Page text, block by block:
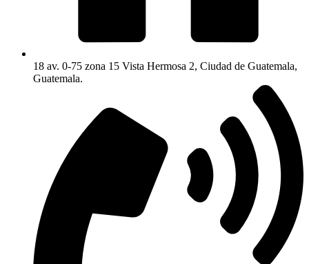
18 av. 0-75 zona 15 Vista Hermosa 2, Ciudad de Guatemala,
Guatemala.